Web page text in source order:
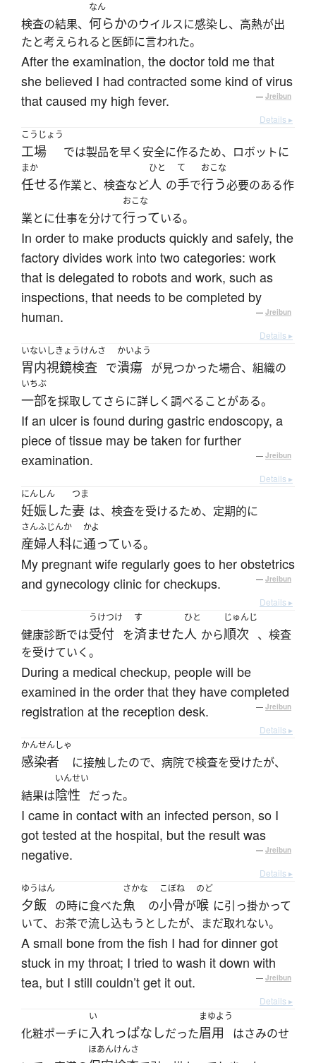
検査の結果、
なん
何らかのウイルスに感染し、高熱が出
たと考えられると医師に言われた。
After the examination, the doctor told me that
she believed I had contracted some kind of virus
that caused my high fever.
— Jreibun
Details ▸
こうじょう
工場 では製品を早く安全に作るため、ロボットに
まか
任せる作業と、検査など
ひと
人 の
て
手で
おこな
行う必要のある作
業とに仕事を分けて
おこな
行っている。
In order to make products quickly and safely, the
factory divides work into two categories: work
that is delegated to robots and work, such as
inspections, that needs to be completed by
human.
— Jreibun
Details ▸
いないしきょうけんさ
胃内視鏡検査 で
かいよう
潰瘍 が見つかった場合、組織の
いちぶ
一部を採取してさらに詳しく調べることがある。
If an ulcer is found during gastric endoscopy, a
piece of tissue may be taken for further
examination.
— Jreibun
Details ▸
にんしん
妊娠した
つま
妻 は、検査を受けるため、定期的に
さんふじんか
産婦人科に
かよ
通っている。
My pregnant wife regularly goes to her obstetrics
and gynecology clinic for checkups.
— Jreibun
Details ▸
健康診断では
うけつけ
受付 を
す
済ませた
ひと
人 から
じゅんじ
順次
、検査
を受けていく。
During a medical checkup, people will be
examined in the order that they have completed
registration at the reception desk.
— Jreibun
Details ▸
かんせんしゃ
感染者 に接触したので、病院で検査を受けたが、
結果は
いんせい
陰性 だった。
I came in contact with an infected person, so I
got tested at the hospital, but the result was
negative.
— Jreibun
Details ▸
ゆうはん
夕飯 の時に食べた
さかな
魚 の
こぼね
小骨が
のど
喉 に引っ掛かって
いて、お茶で流し込もうとしたが、まだ取れない。
A small bone from the fish I had for dinner got
stuck in my throat; I tried to wash it down with
tea, but I still couldn’t get it out.
— Jreibun
Details ▸
化粧ポーチに
い
入れっぱなしだった
まゆよう
眉用 はさみのせ
ほあんけんさ